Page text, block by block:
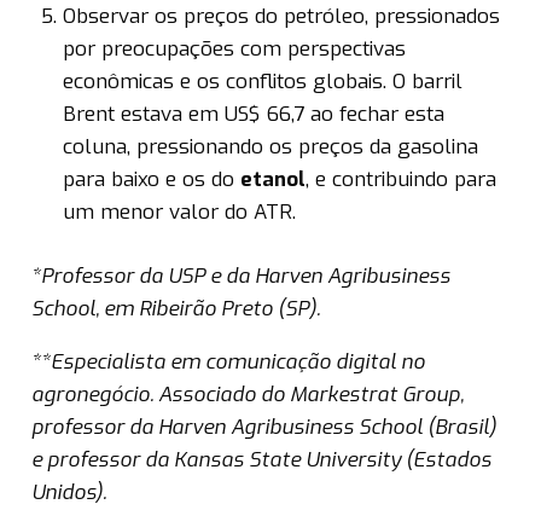
Observar os preços do petróleo, pressionados
por preocupações com perspectivas
econômicas e os conflitos globais. O barril
Brent estava em US$ 66,7 ao fechar esta
coluna, pressionando os preços da gasolina
para baixo e os do etanol, e contribuindo para
um menor valor do ATR.
*Professor da USP e da Harven Agribusiness
School, em Ribeirão Preto (SP).
**Especialista em comunicação digital no
agronegócio. Associado do Markestrat Group,
professor da Harven Agribusiness School (Brasil)
e professor da Kansas State University (Estados
Unidos).